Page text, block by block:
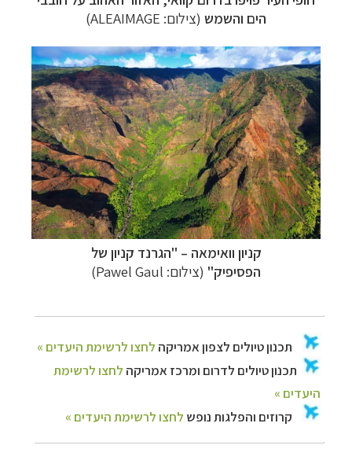
הים והשמש (צילום: ALEAIMAGE)
קניון וואימאה – "הגרנד קניון של
הפסיפיק" (צילום: Pawel Gaul)